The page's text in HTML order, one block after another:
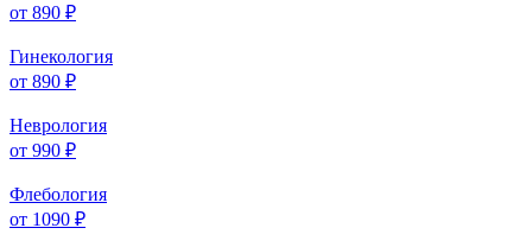
от 890 ₽
Гинекология
от 890 ₽
Неврология
от 990 ₽
Флебология
от 1090 ₽